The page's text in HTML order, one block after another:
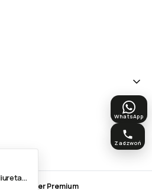
WhatsApp
Zadzwoń
Shoper Premium